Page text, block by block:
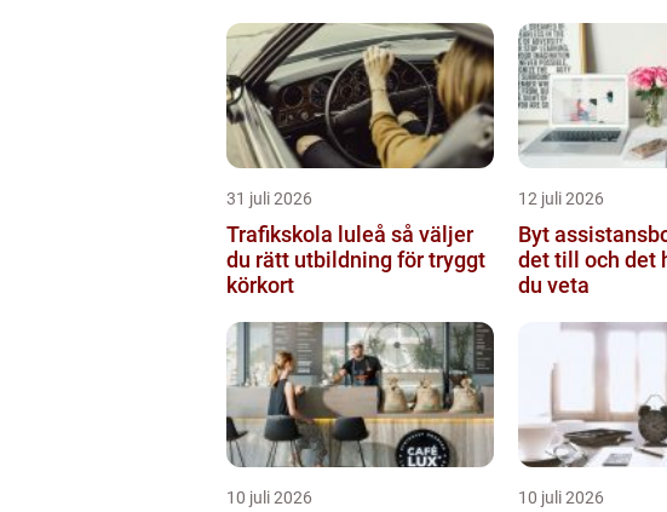
31 juli 2026
Trafikskola luleå så väljer
du rätt utbildning för tryggt
körkort
12 juli 2026
Byt assistansbolag
det till och det
du veta
10 juli 2026 10 juli 2026